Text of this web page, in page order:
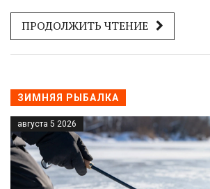
ПРОДОЛЖИТЬ ЧТЕНИЕ
ЗИМНЯЯ РЫБАЛКА
августа 5 2026